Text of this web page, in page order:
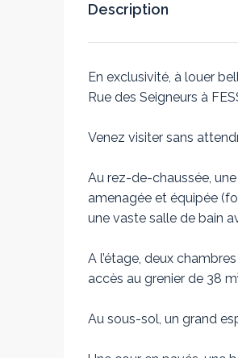
Description
En exclusivité, à louer
Rue des Seigneurs à
Venez visiter sans
Au rez-de-chaussée,
amenagée et équipée
une vaste salle de bain
A l’étage, deux
accès au grenier de 38
Au sous-sol, un grand